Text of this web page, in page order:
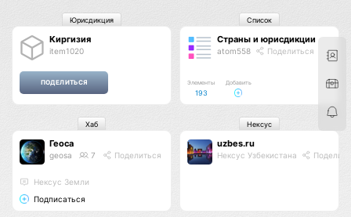
Киргизия
item1020
Юрисдикция
Страны и юрисдикции
atom558 Поделиться
Элементы
193
Добавить
Список
Геоса
geosa 7 Поделиться
Нексус Земли
Подписаться
Хаб
uzbes.ru
Нексус Узбекистана
Нексус